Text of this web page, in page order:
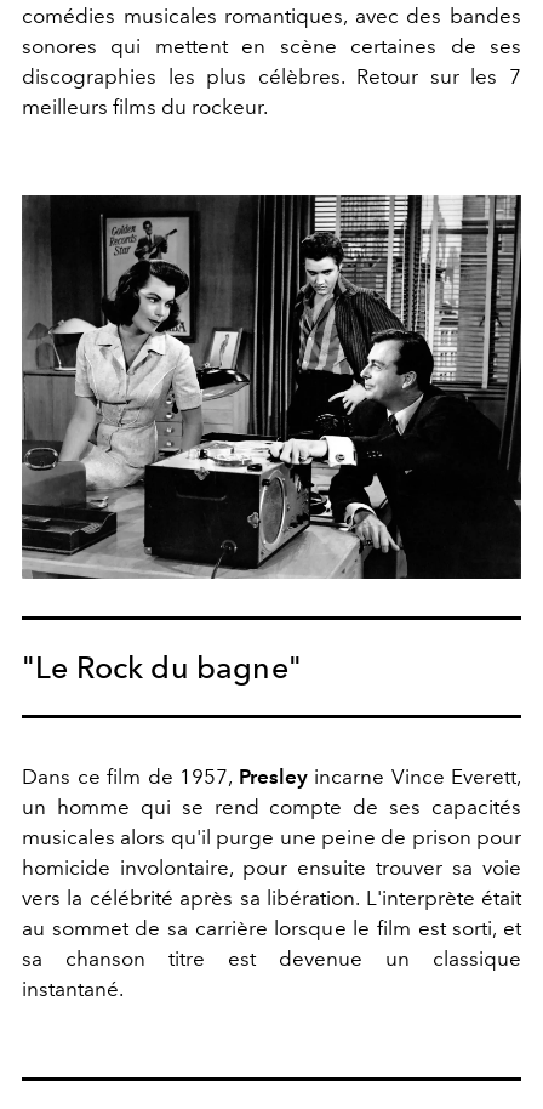
comédies musicales romantiques, avec des bandes
sonores qui mettent en scène certaines de ses
discographies les plus célèbres. Retour sur les 7
meilleurs films du rockeur.
"Le Rock du bagne"
Dans ce film de 1957, Presleyincarne Vince Everett,
un homme qui se rend compte de ses capacités
musicales alors qu'il purge une peine de prison pour
homicide involontaire, pour ensuite trouver sa voie
vers la célébrité après sa libération. L'interprète était
au sommet de sa carrière lorsque le film est sorti, et
sa chanson titre est devenue un classique
instantané.